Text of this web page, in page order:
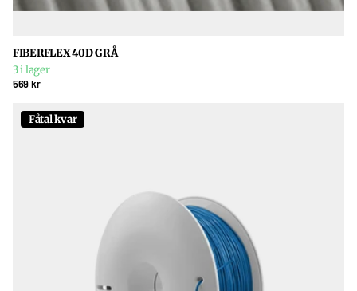
FIBERFLEX 40D GRÅ
3 i lager
569 kr
Fåtal kvar